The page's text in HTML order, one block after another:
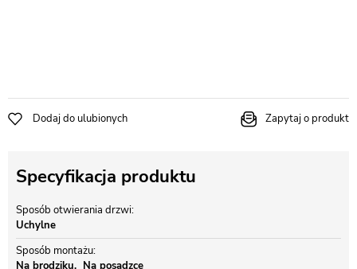
Dodaj do ulubionych Zapytaj o produkt
Specyfikacja produktu
Sposób otwierania drzwi
Uchylne
Sposób montażu
Na brodziku
Na posadzce